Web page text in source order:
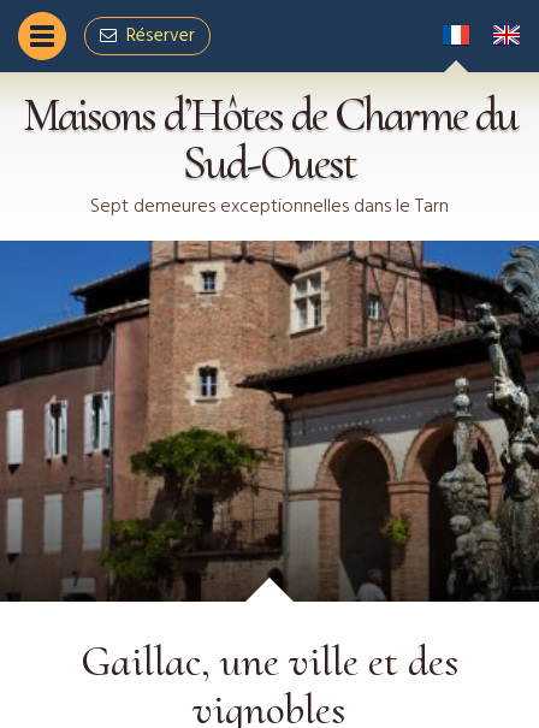
Réservez votre séjour en ligne
Nous contacter
Réserver
Maisons d’Hôtes de Charme du
Sud-Ouest
Sept demeures exceptionnelles dans le Tarn
Gaillac, une ville et des
vignobles